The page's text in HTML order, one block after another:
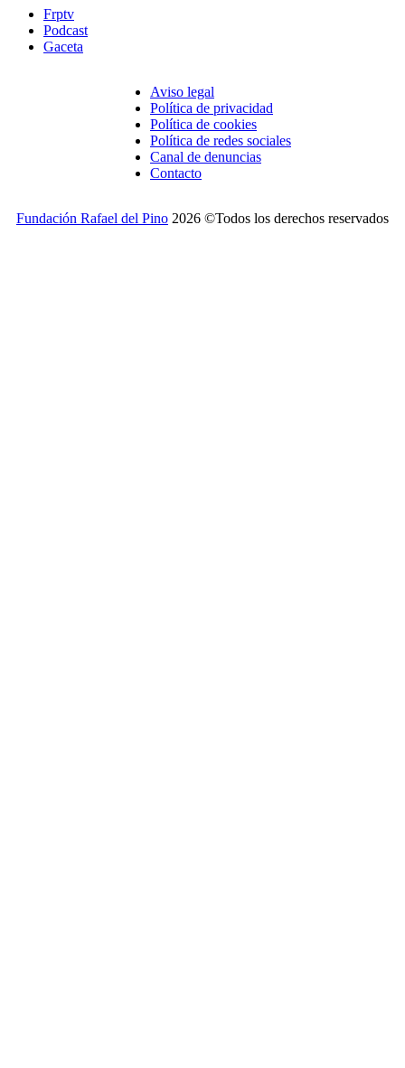
Frptv
Podcast
Gaceta
Aviso legal
Política de privacidad
Política de cookies
Política de redes sociales
Canal de denuncias
Contacto
Fundación Rafael del Pino 2026 ©Todos los derechos reservados